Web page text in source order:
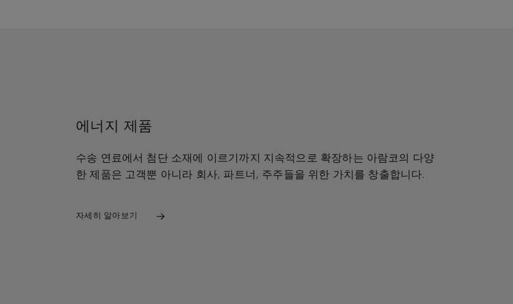
에너지 제품
수송 연료에서 첨단 소재에 이르기까지 지속적으로 확장하는 아람코의
다양
한 제품은 고객뿐 아니라 회사, 파트너 , 주주들을 위한 가치를 창출합니다.
자세히 알아보기